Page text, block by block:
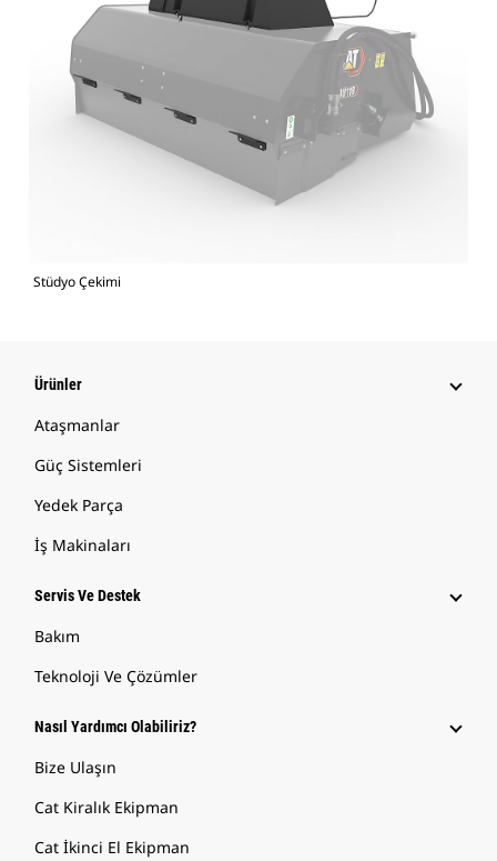
Stüdyo Çekimi
Ürünler
Ataşmanlar
Güç Sistemleri
Yedek Parça
İş Makinaları
Servis Ve Destek
Bakım
Teknoloji Ve Çözümler
Nasıl Yardımcı Olabiliriz?
Bize Ulaşın
Cat Kiralık Ekipman
Cat İkinci El Ekipman